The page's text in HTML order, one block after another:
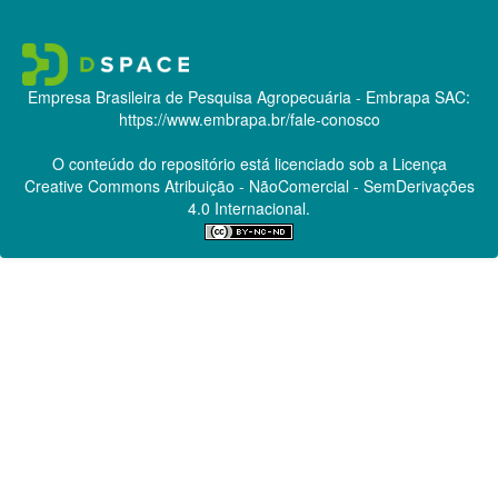
Empresa Brasileira de Pesquisa Agropecuária - Embrapa SAC:
https://www.embrapa.br/fale-conosco
O conteúdo do repositório está licenciado sob a Licença
Creative CommonsAtribuição - NãoComercial - SemDerivações
4.0 Internacional.